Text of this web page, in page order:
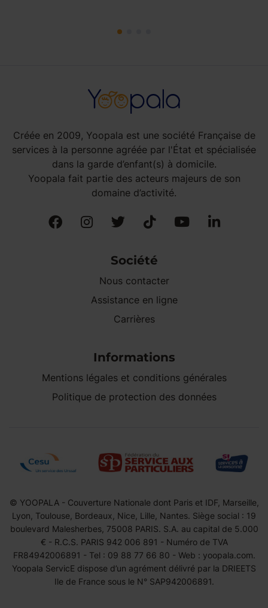
Créée en 2009, Yoopala est une société Française de
services à la personne agréée par l'État et spécialisée
dans la garde d’enfant(s) à domicile.
Yoopala fait partie des acteurs majeurs de son
domaine d’activité.
Société
Nous contacter
Assistance en ligne
Carrières
Informations
Mentions légales et conditions générales
Politique de protection des données
© YOOPALA - Couverture Nationale dont Paris et IDF, Marseille,
Lyon, Toulouse, Bordeaux, Nice, Lille, Nantes. Siège social : 19
boulevard Malesherbes, 75008 PARIS. S.A. au capital de 5.000
€ - R.C.S. PARIS 942 006 891 - Numéro de TVA
FR84942006891 - Tel : 09 88 77 66 80 - Web : yoopala.com.
Yoopala ServicE dispose d’un agrément délivré par la DRIEETS
Ile de France sous le N° SAP942006891.